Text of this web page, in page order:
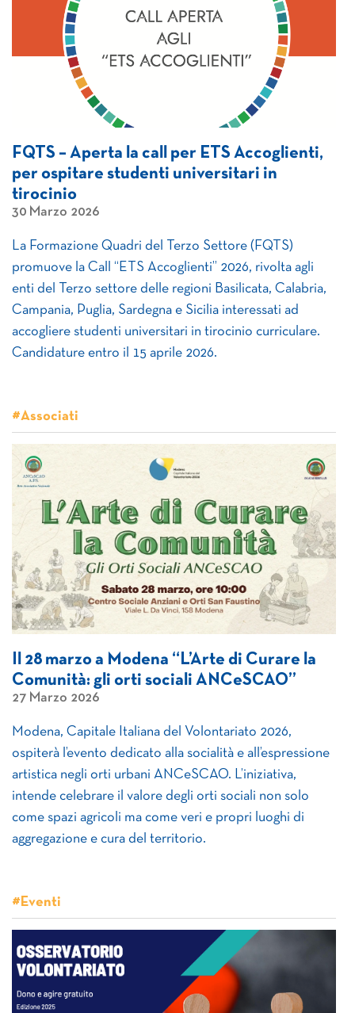
FQTS – Aperta la call per ETS Accoglienti,
per ospitare studenti universitari in
tirocinio
30 Marzo 2026
La Formazione Quadri del Terzo Settore (FQTS)
promuove la Call “ETS Accoglienti” 2026, rivolta agli
enti del Terzo settore delle regioni Basilicata, Calabria,
Campania, Puglia, Sardegna e Sicilia interessati ad
accogliere studenti universitari in tirocinio curriculare.
Candidature entro il 15 aprile 2026.
#Associati
Il 28 marzo a Modena “L’Arte di Curare la
Comunità: gli orti sociali ANCeSCAO”
27 Marzo 2026
Modena, Capitale Italiana del Volontariato 2026,
ospiterà l’evento dedicato alla socialità e all’espressione
artistica negli orti urbani ANCeSCAO. L’iniziativa,
intende celebrare il valore degli orti sociali non solo
come spazi agricoli ma come veri e propri luoghi di
aggregazione e cura del territorio.
#Eventi